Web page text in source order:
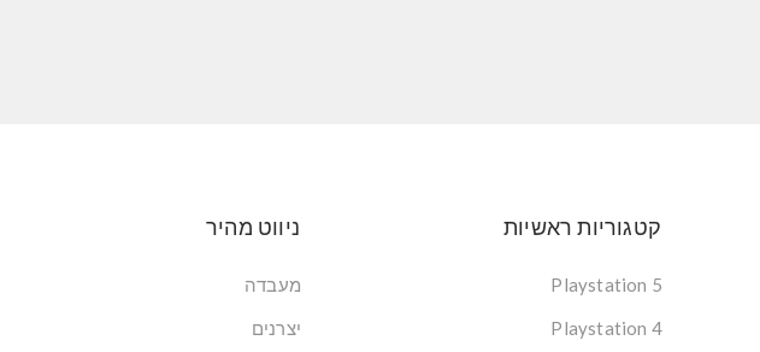
קטגוריות ראשיות
Playstation 5
Playstation 4
ניווט מהיר
מעבדה
יצרנים